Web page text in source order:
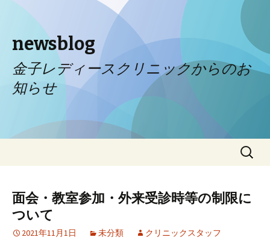
newsblog
金子レディースクリニックからのお
知らせ
検
面会・教室参加・外来受診時等の制限に
ついて
2021年11月1日 未分類 クリニックスタッフ